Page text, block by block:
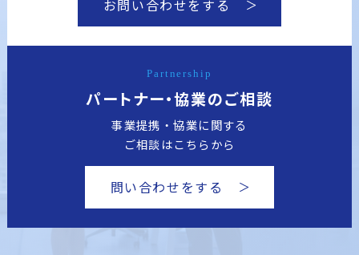
お問い合わせをする
Partnership
パートナー・協業のご相談
事業提携・協業に関する
ご相談はこちらから
問い合わせをする